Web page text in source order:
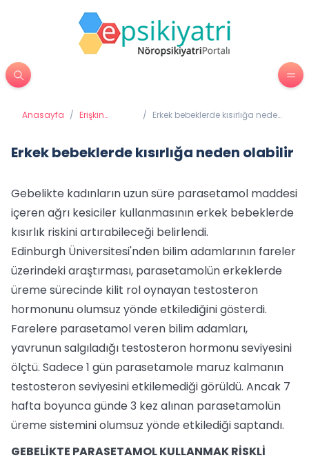
Anasayfa / Erişkin
/ Erkek bebeklerde kısırlığa neden
Erkek bebeklerde kısırlığa neden olabilir
Gebelikte kadınların uzun süre parasetamol maddesi
içeren ağrı kesiciler kullanmasının erkek bebeklerde
kısırlık riskini artırabileceği belirlendi.
Edinburgh Üniversitesi'nden bilim adamlarının fareler
üzerindeki araştırması, parasetamolün erkeklerde
üreme sürecinde kilit rol oynayan testosteron
hormonunu olumsuz yönde etkilediğini gösterdi.
Farelere parasetamol veren bilim adamları,
yavrunun salgıladığı testosteron hormonu seviyesini
ölçtü. Sadece 1 gün parasetamole maruz kalmanın
testosteron seviyesini etkilemediği görüldü. Ancak 7
hafta boyunca günde 3 kez alınan parasetamolün
üreme sistemini olumsuz yönde etkilediği saptandı.
GEBELİKTE PARASETAMOL KULLANMAK RİSKLİ